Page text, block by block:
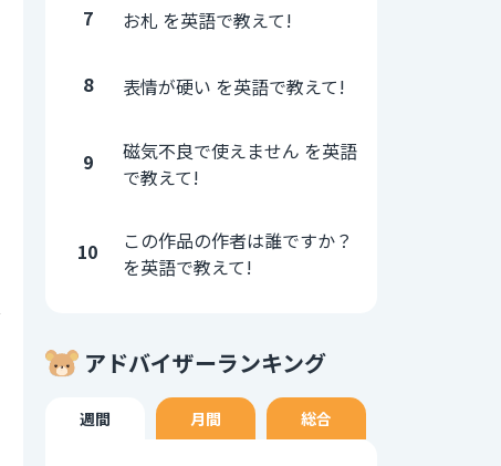
7 お札 を英語で教えて!
8 表情が硬い を英語で教えて!
9
磁気不良で使えません を英語
で教えて!
10
この作品の作者は誰ですか？
を英語で教えて!
アドバイザーランキング
週間 月間 総合